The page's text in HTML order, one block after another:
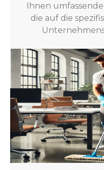
Ihnen
die auf die